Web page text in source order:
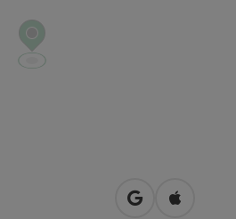
Otevřít vOtevřít v